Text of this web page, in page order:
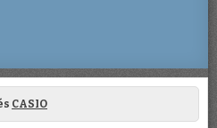
CASIO